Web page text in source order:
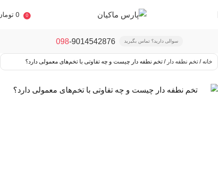
0
0
سوالی دارید؟ تماس بگیرید 098-9014542876
خانه تخم نطفه دار تخم نطفه دار چیست و چه تفاوتی با تخم‌های معمولی دارد؟